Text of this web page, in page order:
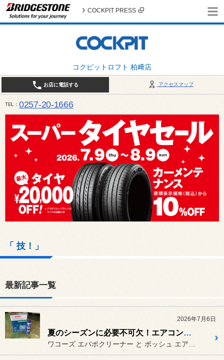
コクピットロフト 柏﨑店
COCKPIT PRESS
アクセスマップ
お店に電話する
TEL 0257-20-1666
平日・土・祝 10:00〜19:00 日曜日（春・秋除く）10:00～18:00 / 定休日：火曜日（1月から2
は月曜日・火曜日お休み）
「 技！」
最新記事一覧
2026年7月6日
夏のシーズンに必要不可欠！エアコンクリーニング